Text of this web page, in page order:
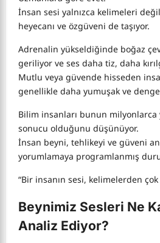
İnsan sesi yalnızca kelimeleri
heyecanı ve özgüveni de taşıyor.
Adrenalin yükseldiğinde boğaz
geriliyor ve ses daha tiz, daha
Mutlu veya güvende hisseden
genellikle daha yumuşak ve
Bilim insanları bunun milyonlarca
sonucu olduğunu düşünüyor.
İnsan beyni, tehlikeyi ve güveni
yorumlamaya programlanmış
“Bir insanın sesi, kelimelerden çok
Beynimiz Sesleri Ne
Analiz Ediyor?